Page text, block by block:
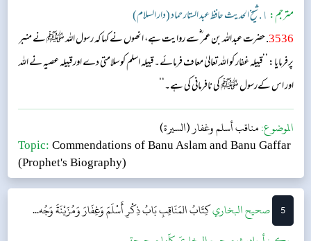
مترجم: ١. شیخ الحدیث حافظ عبد الستار حماد (دار السلام)
3536. حضرت عبداللہ بن عمر ؓسے روایت ہے، انھوں نے کہا کہ رسول اللہ ﷺ نے منبر
پرفرمایا: ’’قبیلہ غفار کو اللہ تعالیٰ معاف فرمائے۔ قبیلہ اسلم کو سلامتی دے اور قبیلہ عصیہ نے اللہ
اور اس کےرسول ﷺ کی نافرمانی کی ہے۔‘‘
الموضوع:مناقب أسلم وغفار (السيرة)
Topic: Commendations of Banu Aslam and Banu Gaffar
(Prophet's Biography)
5 ‌‌صحيح البخاريكِتَابُ المَنَاقِبِبَابُ ذِكْرِ أَسْلَمَ وَغِفَارَ وَمُزَيْنَةَ وَجُه...